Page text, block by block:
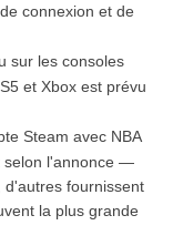
connexion et de
sur les consoles
et Xbox est prévu
Steam avec NBA
selon l'annonce —
d'autres fournissent
la plus grande